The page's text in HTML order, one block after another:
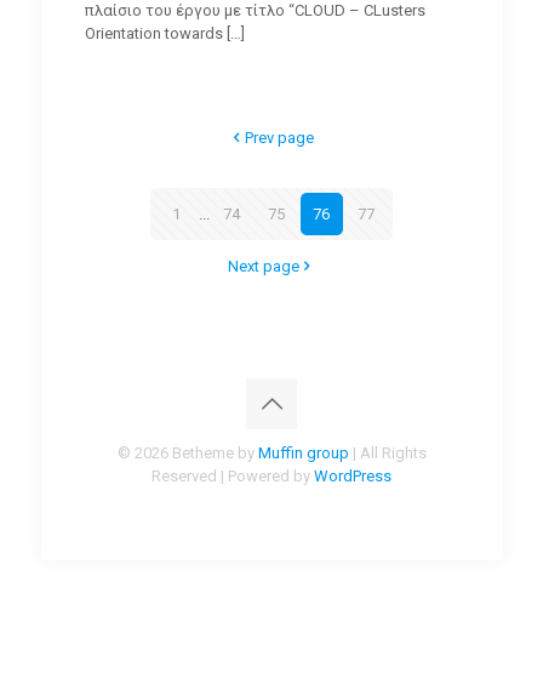
πλαίσιο του έργου με τίτλο “CLOUD – CLusters
Orientation towards[…]
Prev page
1 ... 74 75 76 77
Next page
© 2026 Betheme by Muffin group | All Rights
Reserved | Powered by WordPress